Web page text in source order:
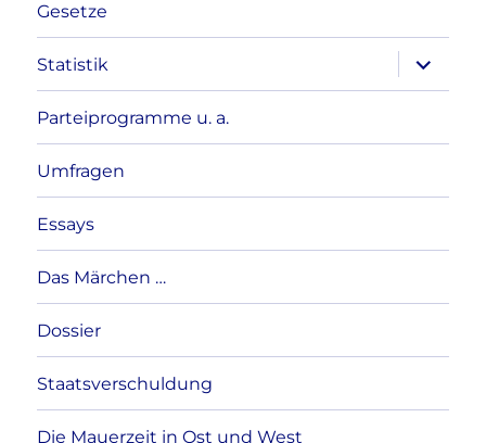
Gesetze
Statistik
anzeigen
Parteiprogramme u. a.
Umfragen
Essays
Das Märchen …
Dossier
Staatsverschuldung
Die Mauerzeit in Ost und West